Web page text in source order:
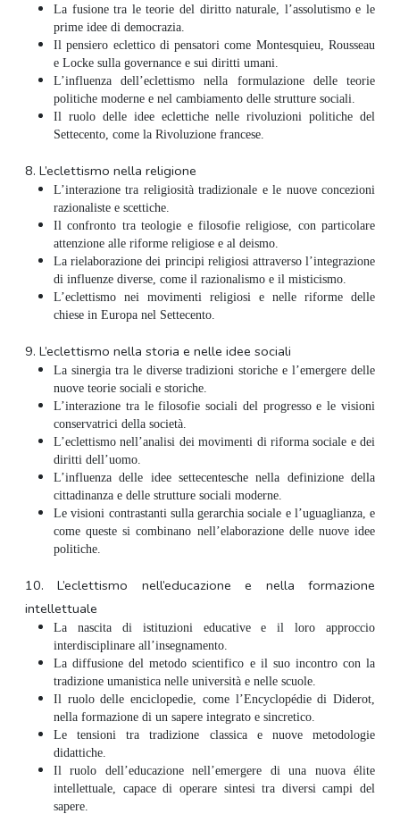
La fusione tra le teorie del diritto naturale, l’assolutismo e le
prime idee di democrazia.
Il pensiero eclettico di pensatori come Montesquieu, Rousseau
e Locke sulla governance e sui diritti umani.
L’influenza dell’eclettismo nella formulazione delle teorie
politiche moderne e nel cambiamento delle strutture sociali.
Il ruolo delle idee eclettiche nelle rivoluzioni politiche del
Settecento, come la Rivoluzione francese.
8. L’eclettismo nella religione
L’interazione tra religiosità tradizionale e le nuove concezioni
razionaliste e scettiche.
Il confronto tra teologie e filosofie religiose, con particolare
attenzione alle riforme religiose e al deismo.
La rielaborazione dei principi religiosi attraverso l’integrazione
di influenze diverse, come il razionalismo e il misticismo.
L’eclettismo nei movimenti religiosi e nelle riforme delle
chiese in Europa nel Settecento.
9. L’eclettismo nella storia e nelle idee sociali
La sinergia tra le diverse tradizioni storiche e l’emergere delle
nuove teorie sociali e storiche.
L’interazione tra le filosofie sociali del progresso e le visioni
conservatrici della società.
L’eclettismo nell’analisi dei movimenti di riforma sociale e dei
diritti dell’uomo.
L’influenza delle idee settecentesche nella definizione della
cittadinanza e delle strutture sociali moderne.
Le visioni contrastanti sulla gerarchia sociale e l’uguaglianza, e
come queste si combinano nell’elaborazione delle nuove idee
politiche.
10.L’eclettismo nell’educazione e nella formazione
intellettuale
La nascita di istituzioni educative e il loro approccio
interdisciplinare all’insegnamento.
La diffusione del metodo scientifico e il suo incontro con la
tradizione umanistica nelle università e nelle scuole.
Il ruolo delle enciclopedie, come l’Encyclopédie di Diderot,
nella formazione di un sapere integrato e sincretico.
Le tensioni tra tradizione classica e nuove metodologie
didattiche.
Il ruolo dell’educazione nell’emergere di una nuova élite
intellettuale, capace di operare sintesi tra diversi campi del
sapere.